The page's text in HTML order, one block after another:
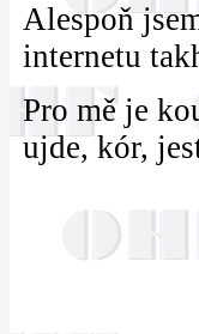
Alespoň
internetu
Pro mě je
ujde, kór,